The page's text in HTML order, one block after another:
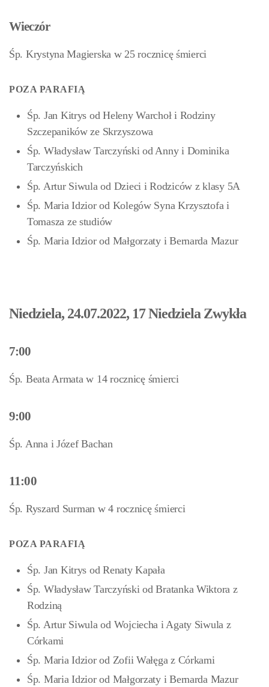
Wieczór
Śp. Krystyna Magierska w 25 rocznicę śmierci
POZA PARAFIĄ
Śp. Jan Kitrys od Heleny Warchoł i Rodziny
Szczepaników ze Skrzyszowa
Śp. Władysław Tarczyński od Anny i Dominika
Tarczyńskich
Śp. Artur Siwula od Dzieci i Rodziców z klasy 5A
Śp. Maria Idzior od Kolegów Syna Krzysztofa i
Tomasza ze studiów
Śp. Maria Idzior od Małgorzaty i Bernarda Mazur
Niedziela, 24.07.2022, 17 Niedziela Zwykła
7:00
Śp. Beata Armata w 14 rocznicę śmierci
9:00
Śp. Anna i Józef Bachan
11:00
Śp. Ryszard Surman w 4 rocznicę śmierci
POZA PARAFIĄ
Śp. Jan Kitrys od Renaty Kapała
Śp. Władysław Tarczyński od Bratanka Wiktora z
Rodziną
Śp. Artur Siwula od Wojciecha i Agaty Siwula z
Córkami
Śp. Maria Idzior od Zofii Wałęga z Córkami
Śp. Maria Idzior od Małgorzaty i Bernarda Mazur